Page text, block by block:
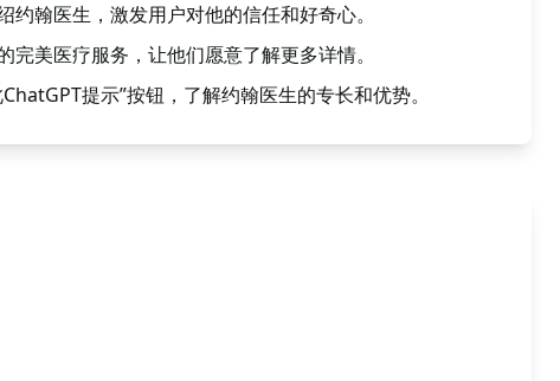
约翰医生，激发用户对他的信任和好奇心。
完美医疗服务，让他们愿意了解更多详情。
提示”按钮，了解约翰医生的专长和优势。